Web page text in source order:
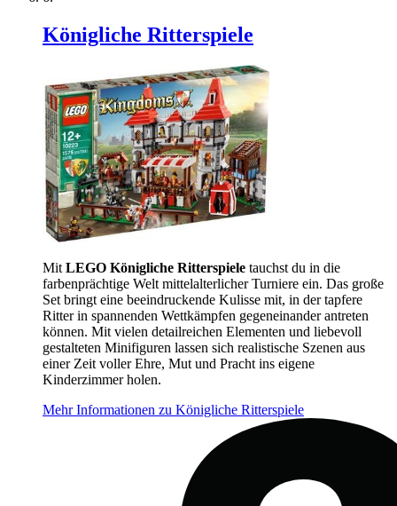
Königliche Ritterspiele
Mit LEGO Königliche Ritterspiele tauchst du in die
farbenprächtige Welt mittelalterlicher Turniere ein. Das große
Set bringt eine beeindruckende Kulisse mit, in der tapfere
Ritter in spannenden Wettkämpfen gegeneinander antreten
können. Mit vielen detailreichen Elementen und liebevoll
gestalteten Minifiguren lassen sich realistische Szenen aus
einer Zeit voller Ehre, Mut und Pracht ins eigene
Kinderzimmer holen.
Mehr Informationen zu Königliche Ritterspiele